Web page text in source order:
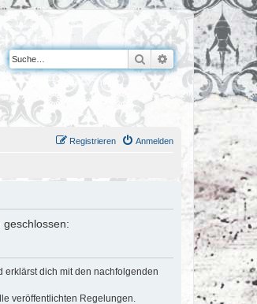
Suche Erweiterte Suche
Anmelden
Registrieren
geschlossen:
erklärst dich mit den nachfolgenden
veröffentlichten Regelungen.